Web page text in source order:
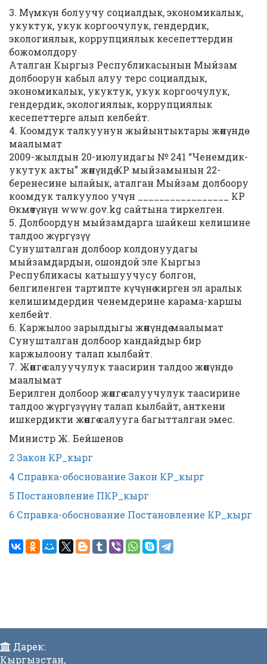
3. Мүмкүн болуучу социалдык, экономикалык,
укуктук, укук коргоочулук, гендердик,
экологиялык, коррупциялык кесепеттердин
божомолдору
Аталган Кыргыз Республикасынын Мыйзам
долбоорун кабыл алуу терс социалдык,
экономикалык, укуктук, укук коргоочулук,
гендердик, экологиялык, коррупциялык
кесепеттерге алып келбейт.
4. Коомдук талкуунун жыйынтыктары жөнүндө
маалымат
2009-жылдын 20-июлундагы № 241 “Ченемдик-
укутук акты” жөнүндө КР мыйзамынын 22-
беренесине ылайык, аталган Мыйзам долбоору
коомдук талкуулоо учүн _________________ КР
Өкмөтүнүн www.gov.kg сайтына тиркелген.
5. Долбоордун мыйзамдарга шайкеш келишине
талдоо жүргүзүү
Сунушталган долбоор колдонуудагы
мыйзамдардын, ошондой эле Кыргыз
Республикасы катышуучусу болгон,
белгиленген тартипте күчүнө кирген эл аралык
келишимдердин ченемдерине карама-каршы
келбейт.
6. Каржылоо зарылдыгы жөнүндө маалымат
Сунушталган долбоор кандайдыр бир
каржылоону талап кылбайт.
7. Жөнгө салуучулук таасирин талдоо жөнүндө
маалымат
Берилген долбоор жөнгө салуучулук таасирине
талдоо жүргүзүүнү талап кылбайт, анткени
ишкердикти жөнгө салууга багытталган эмес.
Министр Ж. Бейшенов
2 Закон КР_кырг
4 Справка-обоснование Закон КР_кырг
5 Постановление ПКР_кырг
6 Справка-обоснование Постановление КР_кырг
Дарек:
Кыргызстан,